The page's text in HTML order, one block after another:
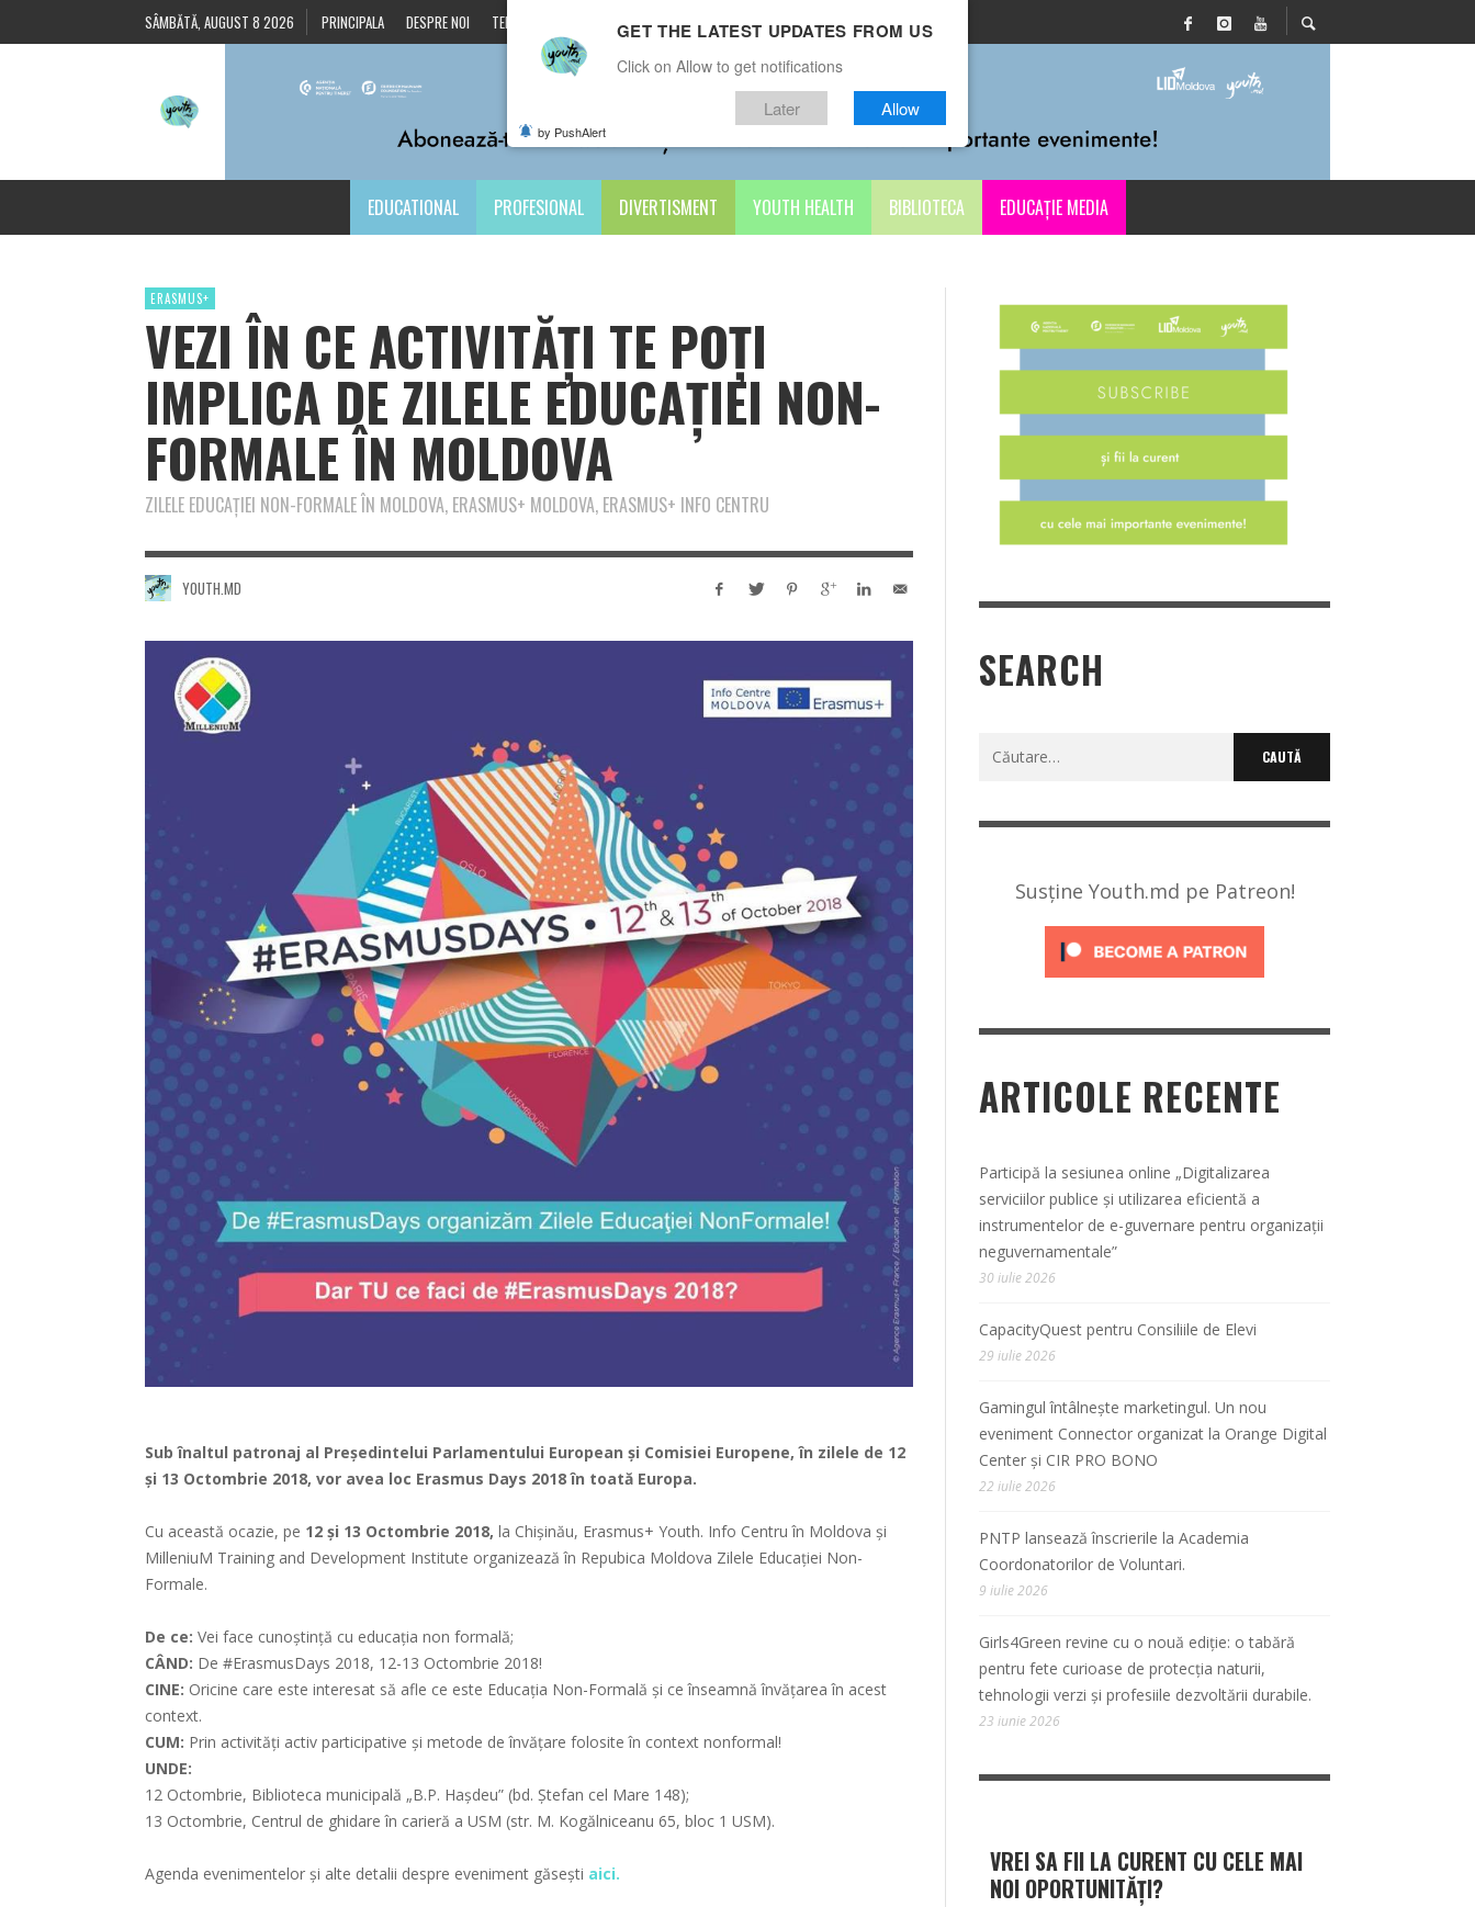
SÂMBĂTĂ, AUGUST 8 2026 PRINCIPALA DESPRE NOI TERMENI ȘI CONDIȚII CONTACTE
EDUCATIONAL PROFESIONAL DIVERTISMENT YOUTH HEALTH BIBLIOTECA EDUCAȚIE MEDIA
ERASMUS+
VEZI ÎN CE ACTIVITĂȚI TE POȚI
IMPLICA DE ZILELE EDUCAŢIEI NON-
FORMALE ÎN MOLDOVA
ZILELE EDUCAŢIEI NON-FORMALE ÎN MOLDOVA, ERASMUS+ MOLDOVA, ERASMUS+ INFO CENTRU
YOUTH.MD
Sub înaltul patronaj al Președintelui Parlamentului European și Comisiei Europene, în zilele de 12
și 13 Octombrie 2018, vor avea loc Erasmus Days 2018 în toată Europa.
Cu această ocazie, pe 12 şi 13 Octombrie 2018, la Chişinău, Erasmus+ Youth. Info Centru în Moldova şi
MilleniuM Training and Development Institute organizează în Repubica Moldova Zilele Educaţiei Non-
Formale.
De ce: Vei face cunoștință cu educația non formală;
CÂND: De #ErasmusDays 2018, 12-13 Octombrie 2018!
CINE: Oricine care este interesat să afle ce este Educaţia Non-Formală şi ce înseamnă învățarea în acest
context.
CUM: Prin activități activ participative și metode de învățare folosite în context nonformal!
UNDE:
12 Octombrie, Biblioteca municipală „B.P. Haşdeu” (bd. Ştefan cel Mare 148);
13 Octombrie, Centrul de ghidare în carieră a USM (str. M. Kogălniceanu 65, bloc 1 USM).
Agenda evenimentelor și alte detalii despre eveniment găsești aici.
SEARCH
Caută
Susține Youth.md pe Patreon!
ARTICOLE RECENTE
Participă la sesiunea online „Digitalizarea
serviciilor publice și utilizarea eficientă a
instrumentelor de e-guvernare pentru organizații
neguvernamentale”
30 iulie 2026
CapacityQuest pentru Consiliile de Elevi
29 iulie 2026
Gamingul întâlnește marketingul. Un nou
eveniment Connector organizat la Orange Digital
Center și CIR PRO BONO
22 iulie 2026
PNTP lansează înscrierile la Academia
Coordonatorilor de Voluntari.
9 iulie 2026
Girls4Green revine cu o nouă ediție: o tabără
pentru fete curioase de protecția naturii,
tehnologii verzi și profesiile dezvoltării durabile.
23 iunie 2026
VREI SA FII LA CURENT CU CELE MAI
NOI OPORTUNITĂȚI?
GET THE LATEST UPDATES FROM US
Click on Allow to get notifications
Later Allow
by PushAlert